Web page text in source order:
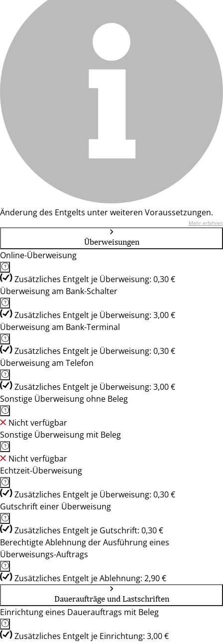
Änderung des Entgelts unter weiteren Voraussetzungen.
Mehr erfahren
Überweisungen
Online-Überweisung
Zusätzliches Entgelt je Überweisung: 0,30 €
Überweisung am Bank-Schalter
Zusätzliches Entgelt je Überweisung: 3,00 €
Überweisung am Bank-Terminal
Zusätzliches Entgelt je Überweisung: 0,30 €
Überweisung am Telefon
Zusätzliches Entgelt je Überweisung: 3,00 €
Sonstige Überweisung ohne Beleg
Nicht verfügbar
Sonstige Überweisung mit Beleg
Nicht verfügbar
Echtzeit-Überweisung
Zusätzliches Entgelt je Überweisung: 0,30 €
Gutschrift einer Überweisung
Zusätzliches Entgelt je Gutschrift: 0,30 €
Berechtigte Ablehnung der Ausführung eines
Überweisungs-Auftrags
Zusätzliches Entgelt je Ablehnung: 2,90 €
Daueraufträge und Lastschriften
Einrichtung eines Dauerauftrags mit Beleg
Zusätzliches Entgelt je Einrichtung: 3,00 €